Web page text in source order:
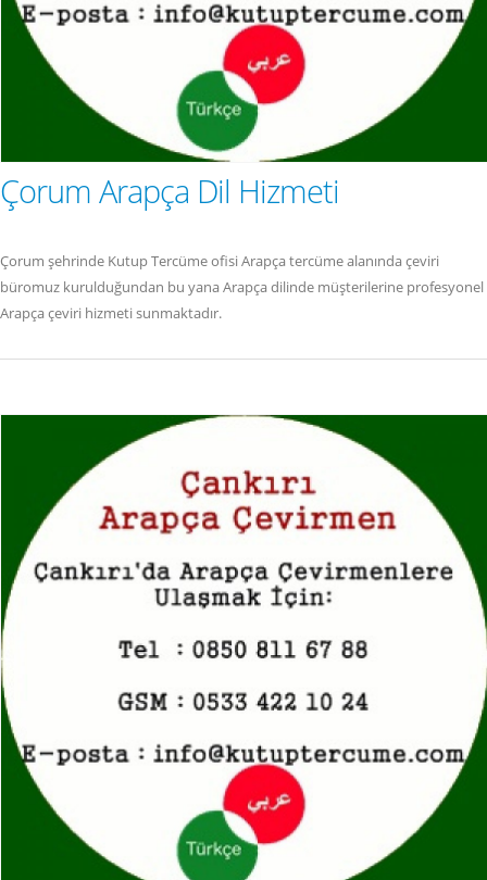
Çorum Arapça Dil Hizmeti
Çorum şehrinde Kutup Tercüme ofisi Arapça tercüme alanında çeviri
büromuz kurulduğundan bu yana Arapça dilinde müşterilerine profesyonel
Arapça çeviri hizmeti sunmaktadır.